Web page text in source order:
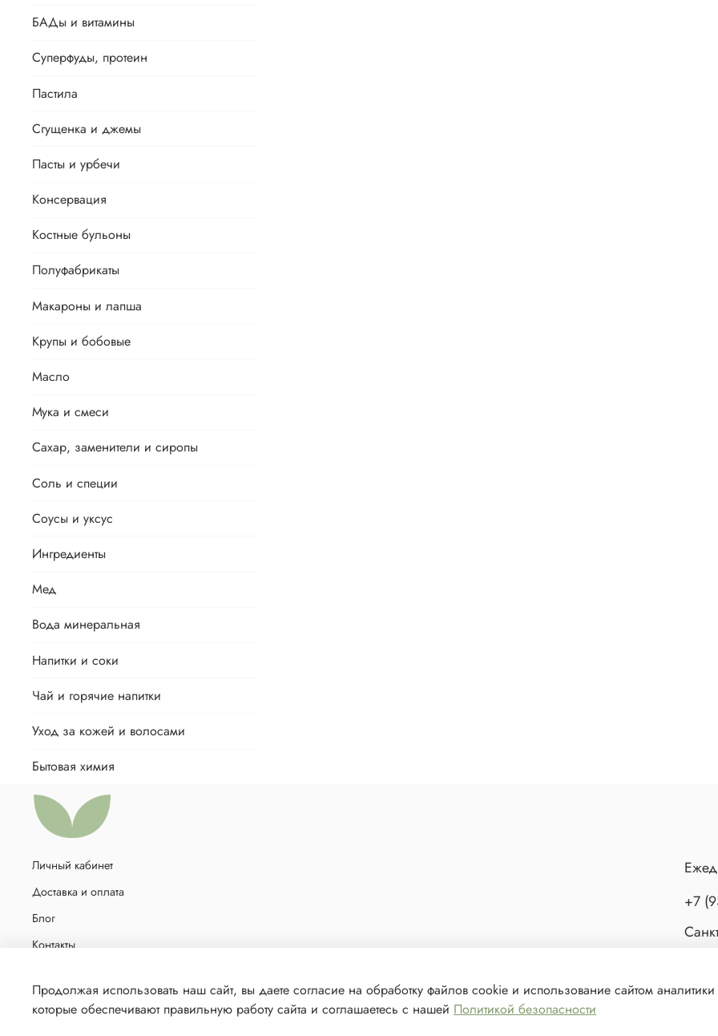
БАДы и витамины
Суперфуды, протеин
Пастила
Сгущенка и джемы
Пасты и урбечи
Консервация
Костные бульоны
Полуфабрикаты
Макароны и лапша
Крупы и бобовые
Масло
Мука и смеси
Сахар, заменители и сиропы
Соль и специи
Соусы и уксус
Ингредиенты
Мед
Вода минеральная
Напитки и соки
Чай и горячие напитки
Уход за кожей и волосами
Бытовая химия
Личный кабинет
Доставка и оплата
Блог
Контакты
+7
Продолжая использовать наш сайт, вы даете согласие на обработку файлов cookie и использование сайтом
которые обеспечивают правильную работу сайта и соглашаетесь с нашей Политикой безопасности